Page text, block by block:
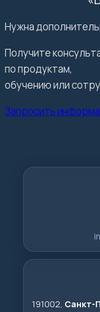
Нужна
Получите
по продуктам,
обучению или
Запросить
191002, Санкт-